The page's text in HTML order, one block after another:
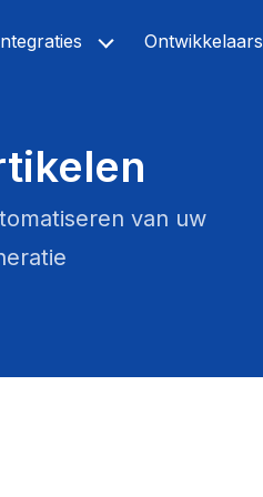
Ontwikkelaars
van uw